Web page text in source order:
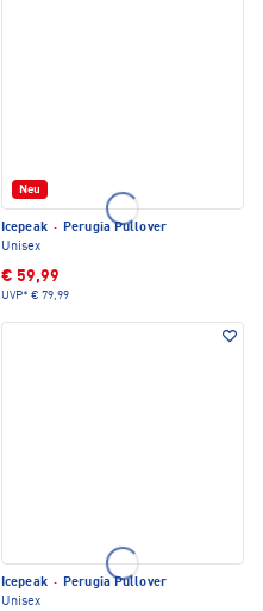
Neu
Icepeak · Perugia Pullover
Unisex
€ 59,99
UVP* € 79,99
Icepeak · Perugia Pullover
Unisex